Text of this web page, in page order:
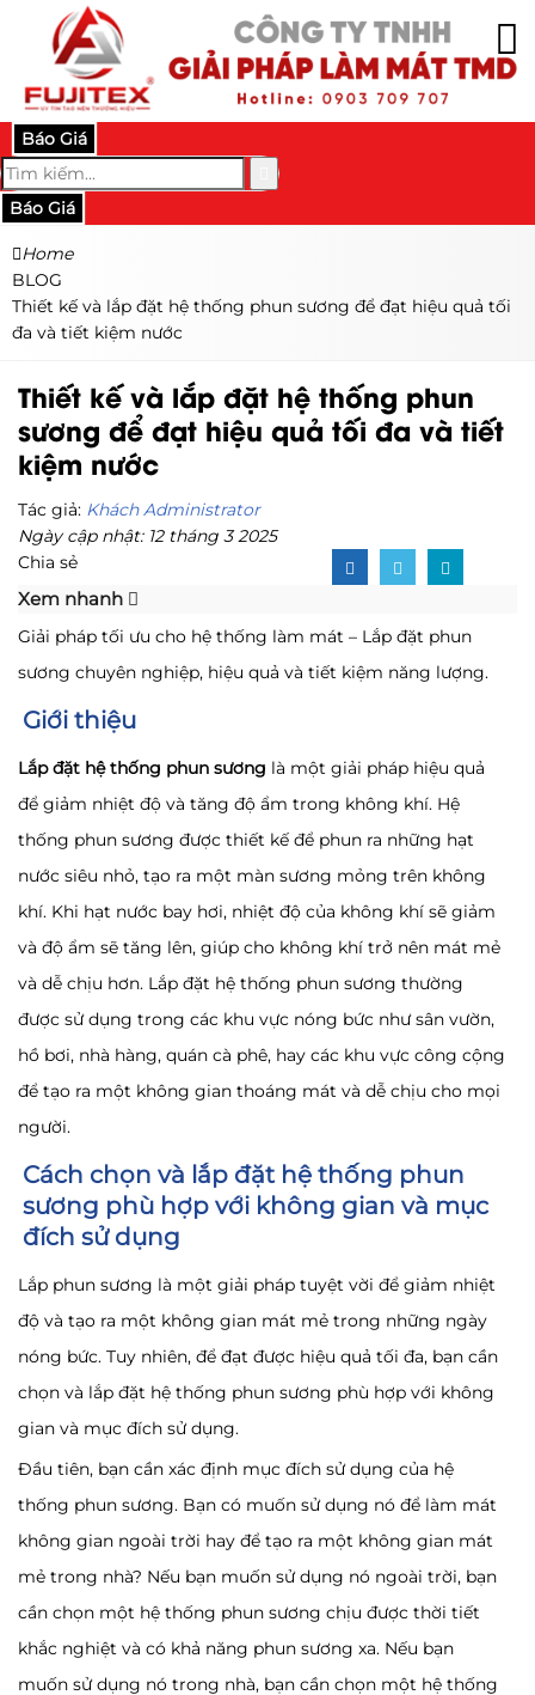
Báo Giá
Báo Giá
Home
BLOG
Thiết kế và lắp đặt hệ thống phun sương để đạt hiệu quả tối
đa và tiết kiệm nước
Thiết kế và lắp đặt hệ thống phun
sương để đạt hiệu quả tối đa và tiết
kiệm nước
Tác giả: Khách Administrator
Ngày cập nhật: 12 tháng 3 2025
Chia sẻ
Xem nhanh
Giải pháp tối ưu cho hệ thống làm mát – Lắp đặt phun
sương chuyên nghiệp, hiệu quả và tiết kiệm năng lượng.
Giới thiệu
Lắp đặt hệ thống phun sương là một giải pháp hiệu quả
để giảm nhiệt độ và tăng độ ẩm trong không khí. Hệ
thống phun sương được thiết kế để phun ra những hạt
nước siêu nhỏ, tạo ra một màn sương mỏng trên không
khí. Khi hạt nước bay hơi, nhiệt độ của không khí sẽ giảm
và độ ẩm sẽ tăng lên, giúp cho không khí trở nên mát mẻ
và dễ chịu hơn. Lắp đặt hệ thống phun sương thường
được sử dụng trong các khu vực nóng bức như sân vườn,
hồ bơi, nhà hàng, quán cà phê, hay các khu vực công cộng
để tạo ra một không gian thoáng mát và dễ chịu cho mọi
người.
Cách chọn và lắp đặt hệ thống phun
sương phù hợp với không gian và mục
đích sử dụng
Lắp phun sương là một giải pháp tuyệt vời để giảm nhiệt
độ và tạo ra một không gian mát mẻ trong những ngày
nóng bức. Tuy nhiên, để đạt được hiệu quả tối đa, bạn cần
chọn và lắp đặt hệ thống phun sương phù hợp với không
gian và mục đích sử dụng.
Đầu tiên, bạn cần xác định mục đích sử dụng của hệ
thống phun sương. Bạn có muốn sử dụng nó để làm mát
không gian ngoài trời hay để tạo ra một không gian mát
mẻ trong nhà? Nếu bạn muốn sử dụng nó ngoài trời, bạn
cần chọn một hệ thống phun sương chịu được thời tiết
khắc nghiệt và có khả năng phun sương xa. Nếu bạn
muốn sử dụng nó trong nhà, bạn cần chọn một hệ thống